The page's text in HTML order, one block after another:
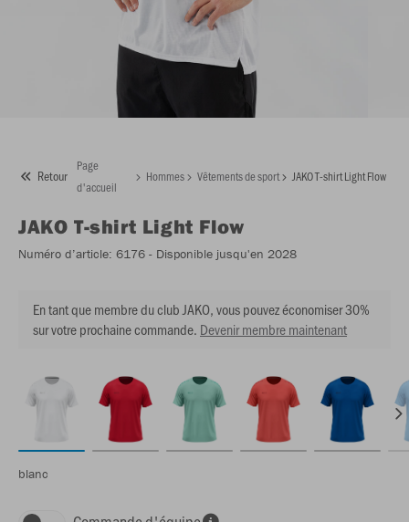
Retour
Page
d'accueil
Hommes Vêtements de sport JAKO T-shirt Light Flow
JAKO T-shirt Light Flow
Numéro d’article: 6176 - Disponible jusqu'en 2028
En tant que membre du club JAKO, vous pouvez économiser 30%
sur votre prochaine commande. Devenir membre maintenant
blanc